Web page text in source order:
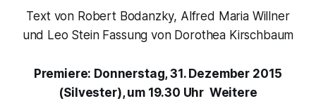
Text von Robert Bodanzky, Alfred Maria Willner
und Leo Stein Fassung von Dorothea Kirschbaum
Premiere: Donnerstag, 31. Dezember 2015
(Silvester), um 19.30 Uhr Weitere